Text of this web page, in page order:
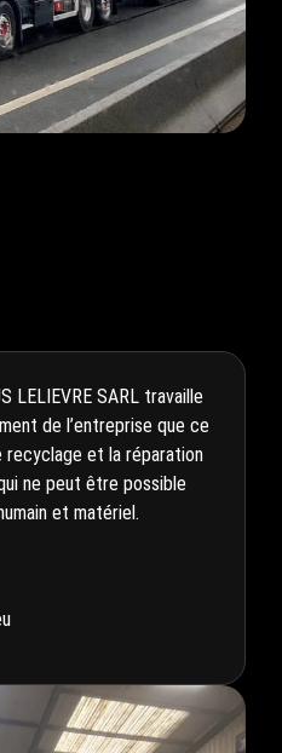
LELIEVRE SARL travaille
de l’entreprise que ce
recyclage et la réparation
ne peut être possible
et matériel.